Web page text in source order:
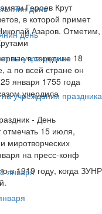
Героев Крут
в которой примет
Азаров. Отметим,
день
в середине 18
а по всей стране он
января 1755 года
учердила
учреждении праздника
- День
отмечать 15 июля,
миротворческих
на пресс-конф
в 1919 году, когда ЗУНР